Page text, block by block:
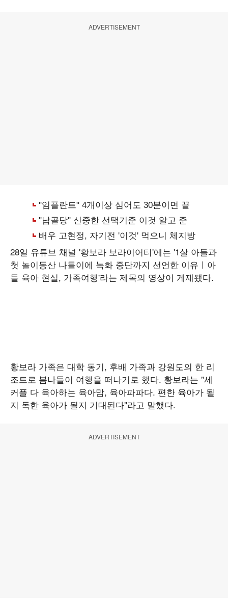
ADVERTISEMENT
28일 유튜브 채널 '황보라 보라이어티'에는 '1살 아들과
첫 놀이동산 나들이에 녹화 중단까지 선언한 이유ㅣ아
들 육아 현실, 가족여행'라는 제목의 영상이 게재됐다.
황보라 가족은 대학 동기, 후배 가족과 강원도의 한 리
조트로 봄나들이 여행을 떠나기로 했다. 황보라는 "세
커플 다 육아하는 육아맘, 육아파파다. 편한 육아가 될
지 독한 육아가 될지 기대된다"라고 말했다.
ADVERTISEMENT